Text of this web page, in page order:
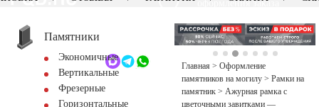
оформления заказа
+7 (495) 518-44-23
Обратный звонок
Памятники
Экономичные
Вертикальные
Фрезерные
Горизонтальные
Главная > Оформление
памятников на могилу > Рамки на
памятник > Ажурная рамка с
цветочными завитками —